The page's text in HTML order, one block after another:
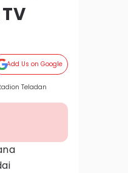
Add Us on Google
Teladan